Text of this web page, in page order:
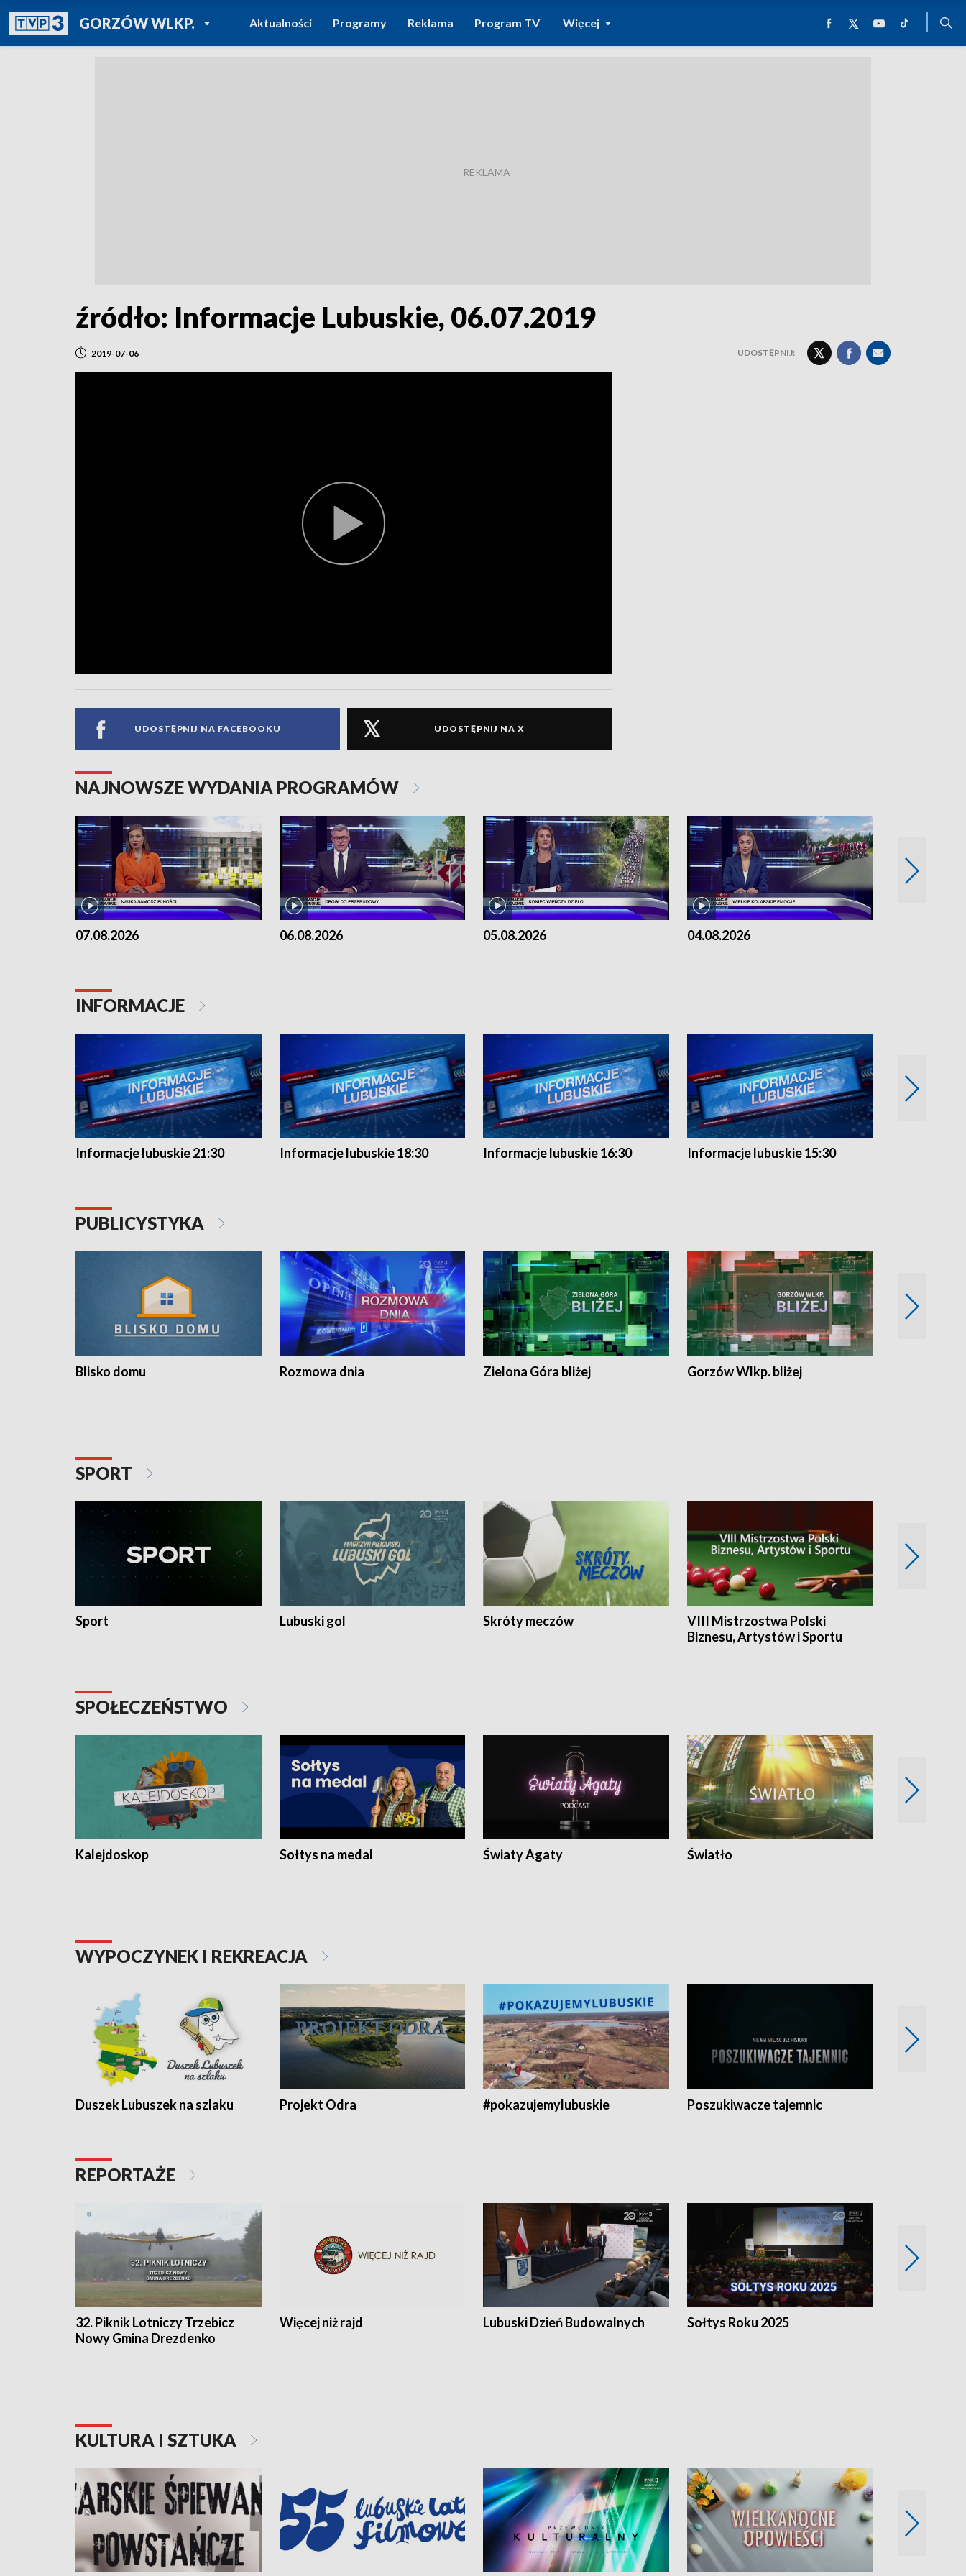
GORZÓW WLKP.POWRÓT DO
TVP REGIONY
Aktualności Programy Reklama Program TV Więcej
źródło: Informacje Lubuskie, 06.07.2019
2019-07-06 UDOSTĘPNIJ:
UDOSTĘPNIJ NA FACEBOOKU UDOSTĘPNIJ NA X
NAJNOWSZE WYDANIA PROGRAMÓW
07.08.2026 06.08.2026 05.08.2026 04.08.2026
INFORMACJE
Informacje lubuskie 21:30 Informacje lubuskie 18:30 Informacje lubuskie 16:30 Informacje lubuskie 15:30
PUBLICYSTYKA
Blisko domu Rozmowa dnia Zielona Góra bliżej Gorzów Wlkp. bliżej
SPORT
Sport Lubuski gol Skróty meczów
VIII Mistrzostwa Polski
Biznesu, Artystów i Sportu
SPOŁECZEŃSTWO
Kalejdoskop Sołtys na medal Światy Agaty Światło
WYPOCZYNEK I REKREACJA
Duszek Lubuszek na szlaku Projekt Odra #pokazujemylubuskie Poszukiwacze tajemnic
REPORTAŻE
32. Piknik Lotniczy Trzebicz
Nowy Gmina Drezdenko
Więcej niż rajd Lubuski Dzień Budowalnych Sołtys Roku 2025
KULTURA I SZTUKA